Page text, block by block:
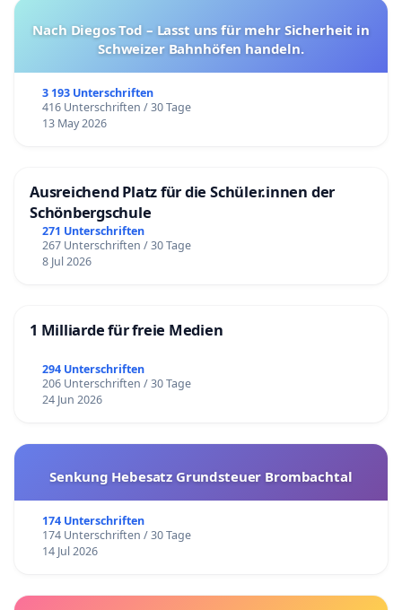
Nach Diegos Tod – Lasst uns für mehr Sicherheit in
Schweizer Bahnhöfen handeln.
3 193 Unterschriften
416 Unterschriften / 30 Tage
13 May 2026
Ausreichend Platz für die Schüler.innen der
Schönbergschule
271 Unterschriften
267 Unterschriften / 30 Tage
8 Jul 2026
1 Milliarde für freie Medien
294 Unterschriften
206 Unterschriften / 30 Tage
24 Jun 2026
Senkung Hebesatz Grundsteuer Brombachtal
174 Unterschriften
174 Unterschriften / 30 Tage
14 Jul 2026